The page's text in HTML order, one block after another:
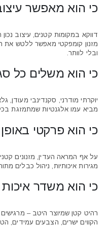
כי הוא מאפשר
דווקא במקומות קטנים, עיצוב נכון
ובלי לוותר.
כי הוא משלים כל
מביא עמו אלגנטיות שמתמזגת
כי הוא פרקטי
מגירות איכותיות, ניהול כבלים
כי הוא משדר
רהיט קטן שמיוצר היטב – מרגישים